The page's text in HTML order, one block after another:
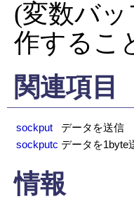
(変数バッ
作するこ
関連項目
sockput データを送信
sockputc データを1byte
情報